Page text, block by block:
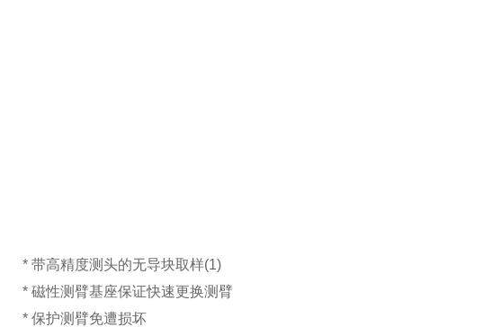
* 带高精度测头的无导块取样(1)
* 磁性测臂基座保证快速更换测臂
* 保护测臂免遭损坏